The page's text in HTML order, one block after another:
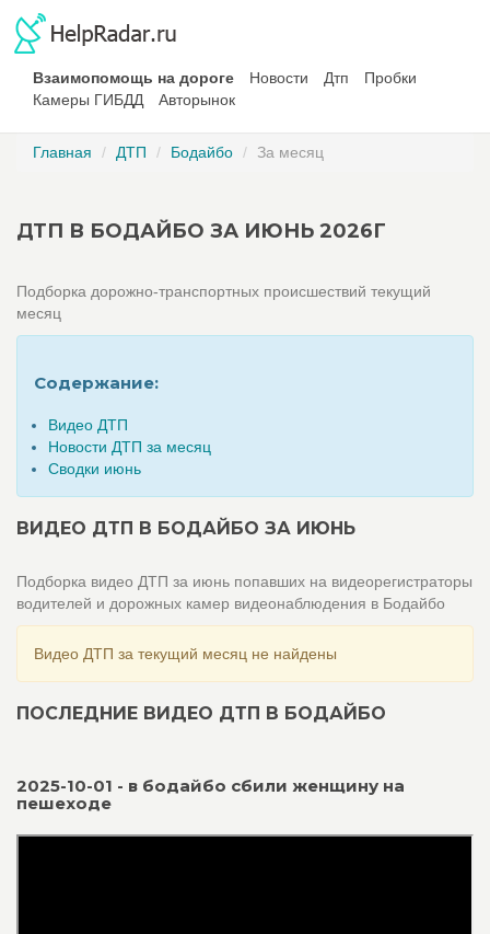
Взаимопомощь на дороге Новости Дтп
Пробки
Камеры ГИБДД
Авторынок
Главная ДТП Бодайбо За месяц
ДТП В БОДАЙБО ЗА ИЮНЬ 2026Г
Подборка дорожно-транспортных происшествий текущий
месяц
Содержание:
Видео ДТП
Новости ДТП за месяц
Сводки июнь
ВИДЕО ДТП В БОДАЙБО ЗА ИЮНЬ
Подборка видео ДТП за июнь попавших на видеорегистраторы
водителей и дорожных камер видеонаблюдения в Бодайбо
Видео ДТП за текущий месяц не найдены
ПОСЛЕДНИЕ ВИДЕО ДТП В БОДАЙБО
2025-10-01 - в бодайбо сбили женщину на
пешеходе